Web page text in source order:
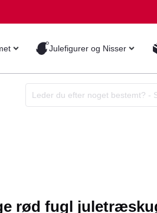
Julefigurer og Nisser
rød fugl